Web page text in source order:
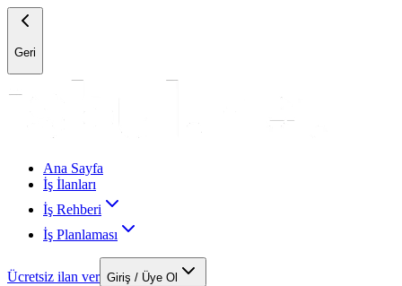
Geri
Ana Sayfa
İş İlanları
İş Rehberi
İş Planlaması
Ücretsiz ilan ver Giriş / Üye Ol